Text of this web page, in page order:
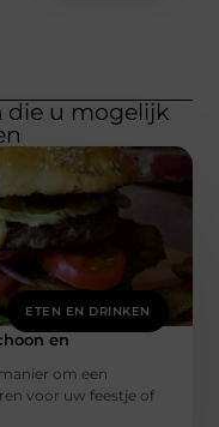
die u mogelijk
ETEN EN DRINKEN
en
om een
voor uw feestje of